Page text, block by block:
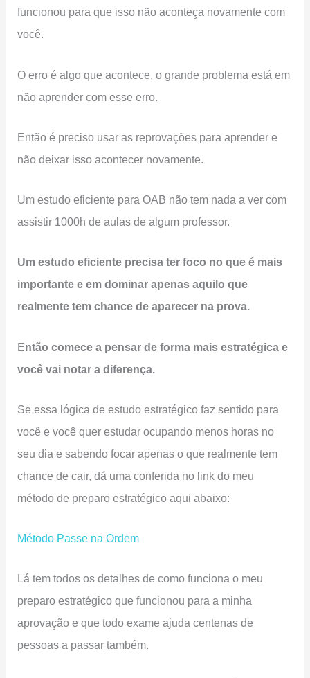
funcionou para que isso não aconteça novamente com
você.
O erro é algo que acontece, o grande problema está em
não aprender com esse erro.
Então é preciso usar as reprovações para aprender e
não deixar isso acontecer novamente.
Um estudo eficiente para OAB não tem nada a ver com
assistir 1000h de aulas de algum professor.
Um estudo eficiente precisa ter foco no que é mais
importante e em dominar apenas aquilo que
realmente tem chance de aparecer na prova.
Então comece a pensar de forma mais estratégica e
você vai notar a diferença.
Se essa lógica de estudo estratégico faz sentido para
você e você quer estudar ocupando menos horas no
seu dia e sabendo focar apenas o que realmente tem
chance de cair, dá uma conferida no link do meu
método de preparo estratégico aqui abaixo:
Método Passe na Ordem
Lá tem todos os detalhes de como funciona o meu
preparo estratégico que funcionou para a minha
aprovação e que todo exame ajuda centenas de
pessoas a passar também.